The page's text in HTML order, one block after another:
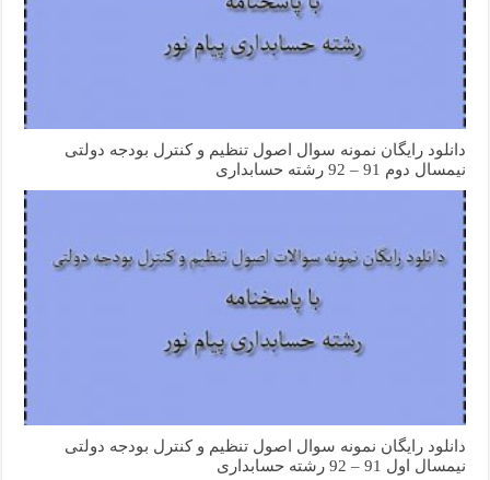
دانلود رایگان نمونه سوال اصول تنظیم و کنترل بودجه دولتی
نیمسال دوم 91 – 92 رشته حسابداری
دانلود رایگان نمونه سوال اصول تنظیم و کنترل بودجه دولتی
نیمسال اول 91 – 92 رشته حسابداری